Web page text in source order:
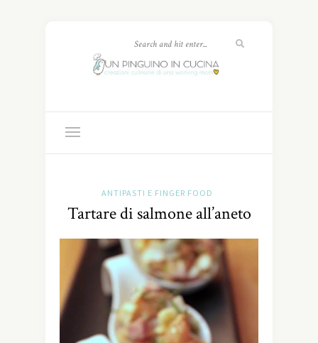
ANTIPASTI E FINGER FOOD
Tartare di salmone all’aneto